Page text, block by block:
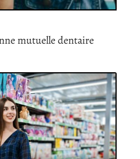
mutuelle dentaire